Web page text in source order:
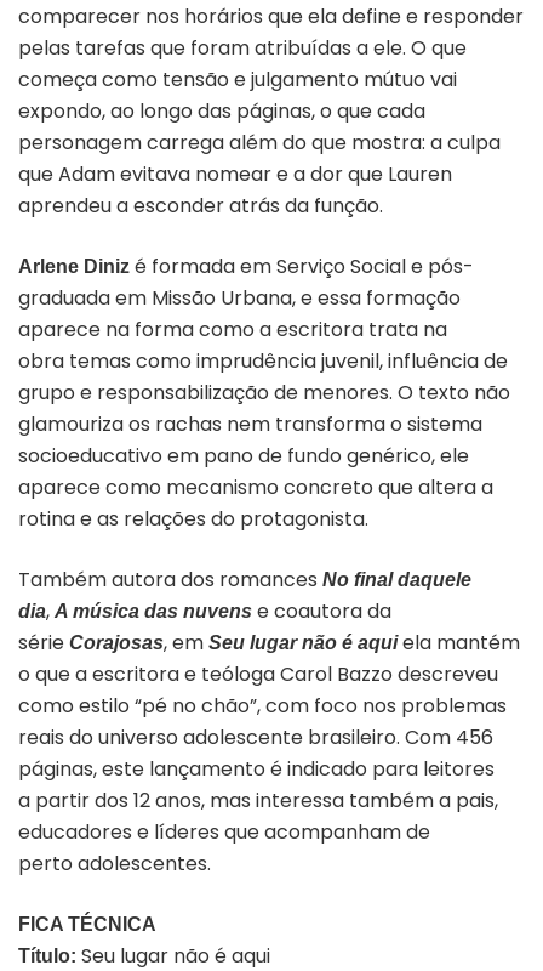
comparecer nos horários que ela define e responder
pelas tarefas que foram atribuídas a ele. O que
começa como tensão e julgamento mútuo vai
expondo, ao longo das páginas, o que cada
personagem carrega além do que mostra: a culpa
que Adam evitava nomear e a dor que Lauren
aprendeu a esconder atrás da função.
Arlene Diniz é formada em Serviço Social e pós-
graduada em Missão Urbana, e essa formação
aparece na forma como a escritora trata na
obra temas como imprudência juvenil, influência de
grupo e responsabilização de menores. O texto não
glamouriza os rachas nem transforma o sistema
socioeducativo em pano de fundo genérico, ele
aparece como mecanismo concreto que altera a
rotina e as relações do protagonista.
Também autora dos romances No final daquele
dia, A música das nuvens e coautora da
série Corajosas, em Seu lugar não é aquiela mantém
o que a escritora e teóloga Carol Bazzo descreveu
como estilo “pé no chão”, com foco nos problemas
reais do universo adolescente brasileiro. Com 456
páginas, este lançamento é indicado para leitores
a partir dos 12 anos, mas interessa também a pais,
educadores e líderes que acompanham de
perto adolescentes.
FICA TÉCNICA
Título: Seu lugar não é aqui